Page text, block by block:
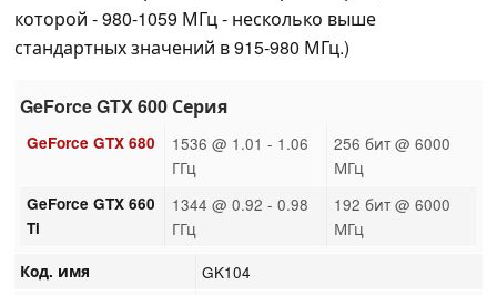
которой - 980-1059 МГц - несколько выше
стандартных значений в 915-980 МГц.)
GeForce GTX 600 Серия
GeForce GTX 680
1536 @ 1.01 - 1.06
ГГц
256 бит @ 6000
МГц
GeForce GTX 660
Ti
1344 @ 0.92 - 0.98
ГГц
192 бит @ 6000
МГц
Код. имя GK104